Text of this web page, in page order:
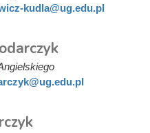
kudla@ug.edu.pl